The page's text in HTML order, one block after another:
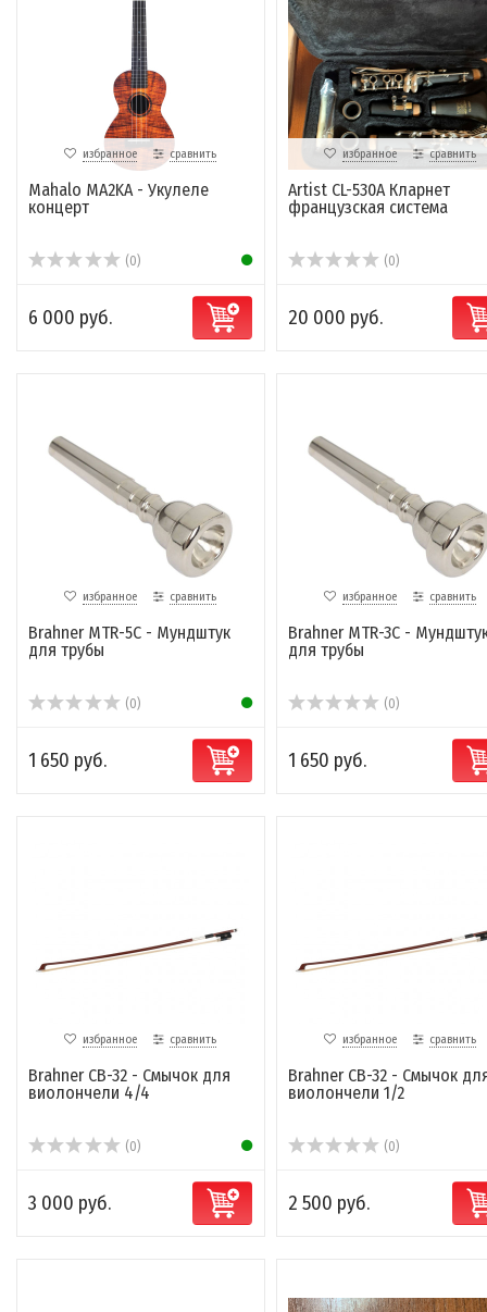
избранное сравнить
Mahalo MA2KA - Укулеле
концерт
(0)
6 000 руб.
избранное сравнить
Artist CL-530A Кларнет
французская система
(0)
20 000 руб.
избранное сравнить
Brahner MTR-5C - Мундштук
для трубы
(0)
1 650 руб.
избранное сравнить
Brahner MTR-3C -
для трубы
(0)
1 650 руб.
избранное сравнить
Brahner CB-32 - Смычок для
виолончели 4/4
(0)
3 000 руб.
избранное сравнить
Brahner CB-32 - Смычок
виолончели 1/2
(0)
2 500 руб.